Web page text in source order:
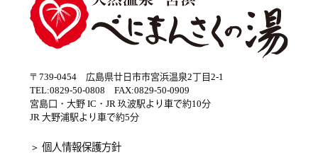
〒739-0454 広島県廿日市市宮浜温泉2丁目2-1
TEL:0829-50-0808 FAX:0829-50-0909
宮島口・大野 IC・JR 玖波駅より車で約10分
JR 大野浦駅より車で約5分
＞ 個人情報保護方針